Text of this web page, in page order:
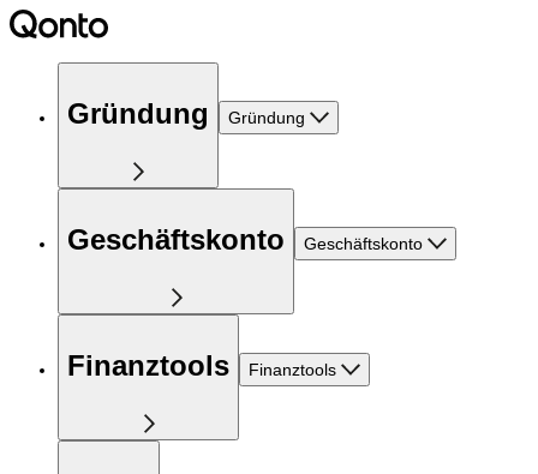
Gründung Gründung
Geschäftskonto Geschäftskonto
Finanztools Finanztools